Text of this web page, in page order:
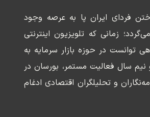
فردای ایران پا به عرصه وجود
سابقه این رسانه تصویری به سال ۱۳۹۹ برمی‌گردد؛ زمانی که تلویزیون اینترنتی
توانست در حوزه بازار سرمایه به
سال فعالیت مستمر، بورسان در
و تحلیلگران اقتصادی ادغام